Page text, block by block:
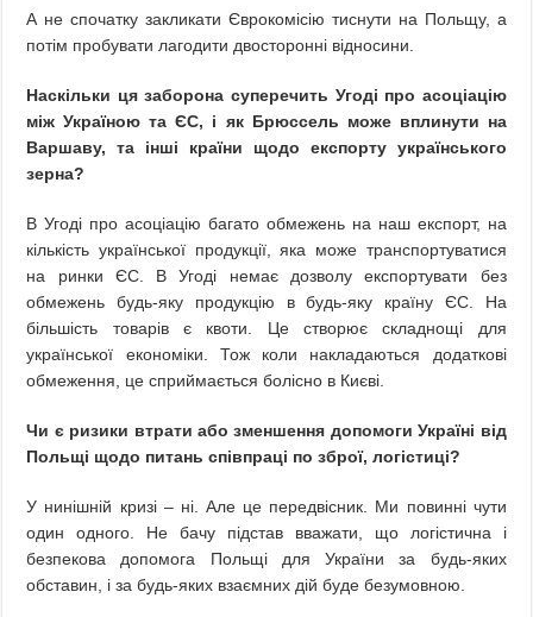
А не спочатку закликати Єврокомісію тиснути на Польщу, а
потім пробувати лагодити двосторонні відносини.
Наскільки ця заборона суперечить Угоді про асоціацію
між Україною та ЄС, і як Брюссель може вплинути на
Варшаву, та інші країни щодо експорту українського
зерна?
В Угоді про асоціацію багато обмежень на наш експорт, на
кількість української продукції, яка може транспортуватися
на ринки ЄС. В Угоді немає дозволу експортувати без
обмежень будь-яку продукцію в будь-яку країну ЄС. На
більшість товарів є квоти. Це створює складнощі для
української економіки. Тож коли накладаються додаткові
обмеження, це сприймається болісно в Києві.
Чи є ризики втрати або зменшення допомоги Україні від
Польщі щодо питань співпраці по зброї, логістиці?
У нинішній кризі – ні. Але це передвісник. Ми повинні чути
один одного. Не бачу підстав вважати, що логістична і
безпекова допомога Польщі для України за будь-яких
обставин, і за будь-яких взаємних дій буде безумовною.